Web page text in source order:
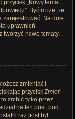
„Nowy temat”,
Być może, że
zarejestrować. Na dole
uprawnień
tworzyć nowe tematy,
zmieniać i
przyciskZmień
zrobić tylko przez
na ten post, pod
raz post był